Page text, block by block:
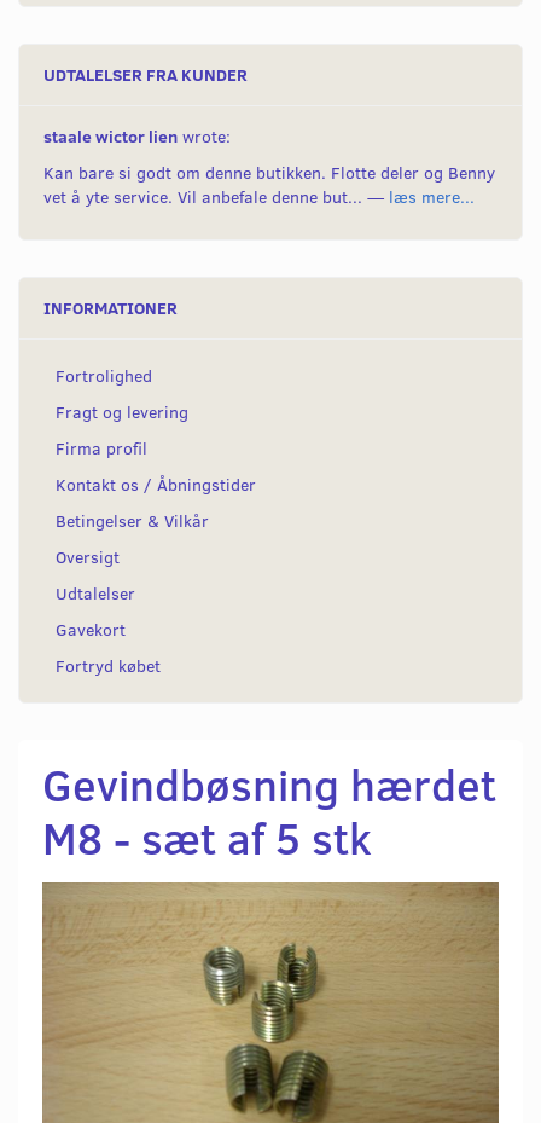
UDTALELSER FRA KUNDER
staale wictor lien wrote:
Kan bare si godt om denne butikken. Flotte deler og Benny
vet å yte service. Vil anbefale denne but... — læs mere...
INFORMATIONER
Fortrolighed
Fragt og levering
Firma profil
Kontakt os / Åbningstider
Betingelser & Vilkår
Oversigt
Udtalelser
Gavekort
Fortryd købet
Gevindbøsning hærdet
M8 - sæt af 5 stk